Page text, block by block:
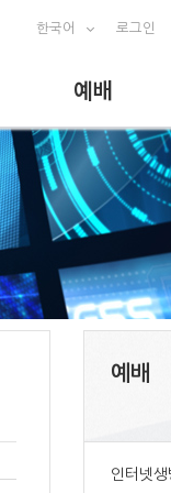
한국어 로그인
예배
예배
인터넷